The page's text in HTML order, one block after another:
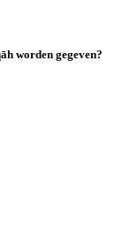
worden gegeven?